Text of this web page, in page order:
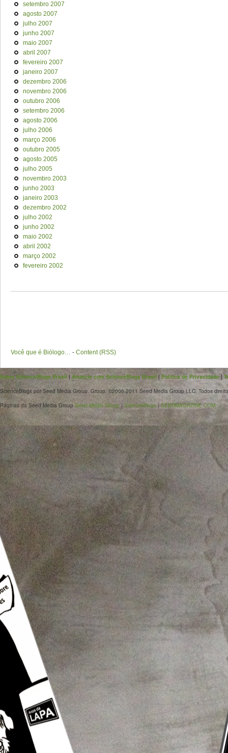
setembro 2007
agosto 2007
julho 2007
junho 2007
maio 2007
abril 2007
fevereiro 2007
janeiro 2007
dezembro 2006
novembro 2006
outubro 2006
setembro 2006
agosto 2006
julho 2006
março 2006
outubro 2005
agosto 2005
julho 2005
novembro 2003
junho 2003
janeiro 2003
dezembro 2002
julho 2002
junho 2002
maio 2002
abril 2002
março 2002
fevereiro 2002
Você que é Biólogo… - Content (RSS)
Sobre ScienceBlogs Brasil | Anuncie com ScienceBlogs Brasil | Política de Privacidade|
ScienceBlogs por Seed Media Group. Group. ©2006-2011 Seed Media Group LLC. Todos
Páginas da Seed Media Group Seed Media Group |ScienceBlogs|SEEDMAGAZINE.COM